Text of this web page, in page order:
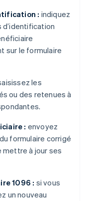
: indiquez
sur le formulaire
les
ou des retenues à
: envoyez
formulaire corrigé
mettre à jour ses
1096 : si vous
un nouveau